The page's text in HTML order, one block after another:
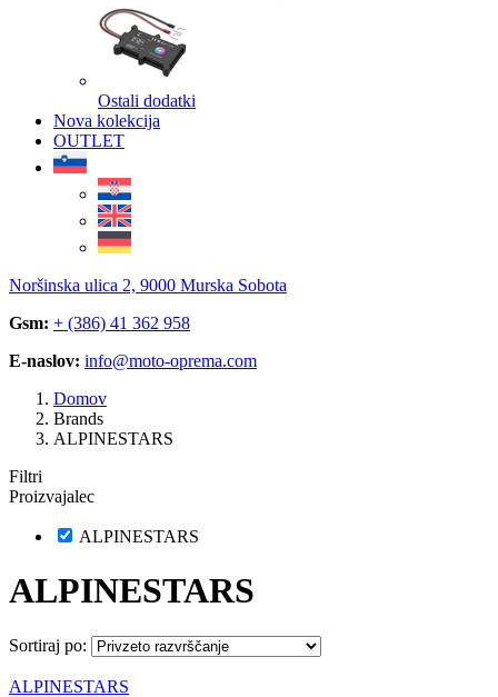
Ostali dodatki
Nova kolekcija
OUTLET
Noršinska ulica 2, 9000 Murska Sobota
Gsm: + (386) 41 362 958
E-naslov: info@moto-oprema.com
Domov
Brands
ALPINESTARS
Filtri
Proizvajalec
ALPINESTARS
ALPINESTARS
Sortiraj po:
ALPINESTARS